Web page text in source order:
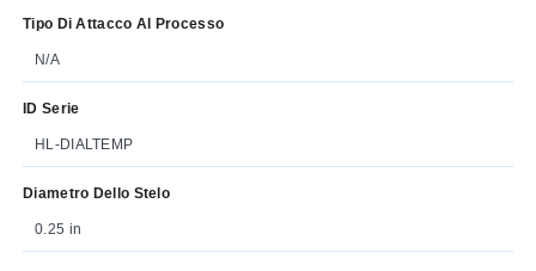
Tipo Di Attacco Al Processo
N/A
ID Serie
HL-DIALTEMP
Diametro Dello Stelo
0.25 in